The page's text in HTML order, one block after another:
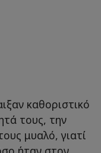
καθοριστικό
τους, την
μυαλό, γιατί